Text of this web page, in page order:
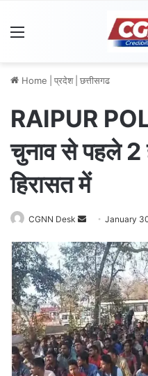
Home प्रदेश छत्तीसगढ
RAIPUR
चुनाव से पहले 2
हिरासत में
CGNN Desk
n
d
a
n
e
m
a
i
January